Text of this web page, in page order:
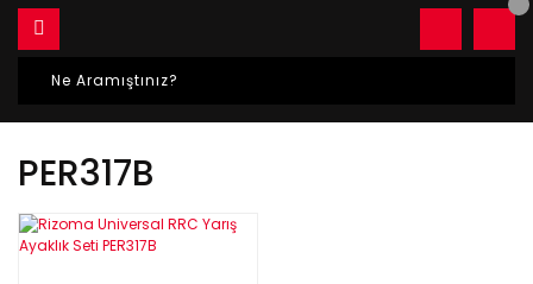
PER317B